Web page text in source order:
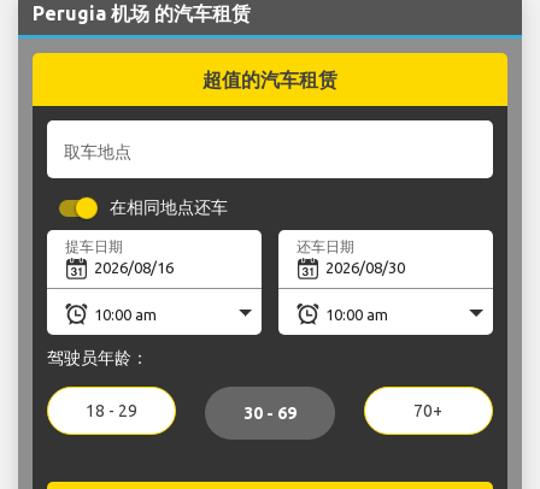
Perugia 机场 的汽车租赁
超值的汽车租赁
取车地点
在相同地点还车
提车日期 还车日期
驾驶员年龄：
18 - 29 30 - 69 70+